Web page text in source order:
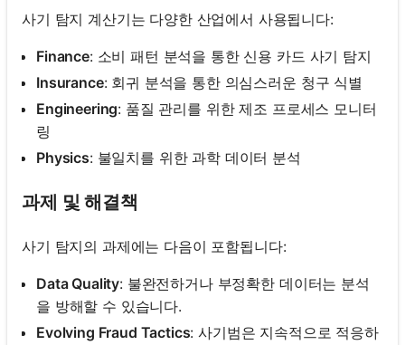
사기 탐지 계산기는 다양한 산업에서 사용됩니다:
Finance: 소비 패턴 분석을 통한 신용 카드 사기 탐지
Insurance: 회귀 분석을 통한 의심스러운 청구 식별
Engineering: 품질 관리를 위한 제조 프로세스 모니터
링
Physics: 불일치를 위한 과학 데이터 분석
과제 및 해결책
사기 탐지의 과제에는 다음이 포함됩니다:
Data Quality: 불완전하거나 부정확한 데이터는 분석
을 방해할 수 있습니다.
Evolving Fraud Tactics: 사기범은 지속적으로 적응하